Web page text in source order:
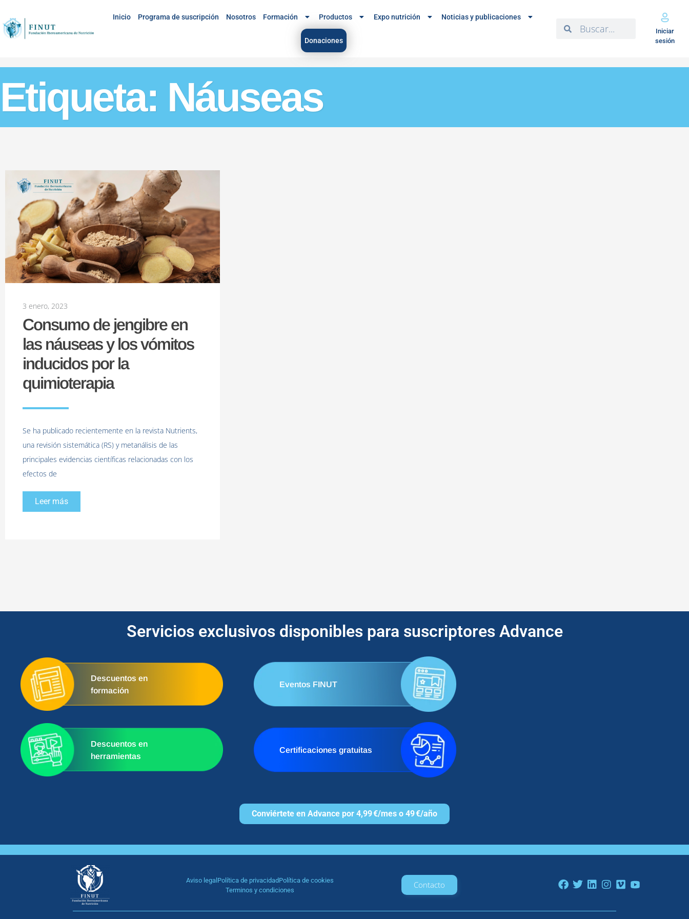
Inicio Programa de suscripción Nosotros Formación Productos Expo nutrición Noticias y publicaciones
Donaciones
Iniciar
sesión
Etiqueta: Náuseas
3 enero, 2023
Consumo de jengibre en
las náuseas y los vómitos
inducidos por la
quimioterapia
Se ha publicado recientemente en la revista Nutrients,
una revisión sistemática (RS) y metanálisis de las
principales evidencias científicas relacionadas con los
efectos de
Leer más
Servicios exclusivos disponibles para suscriptores Advance
Descuentos en
formación
Eventos FINUT
Descuentos en
herramientas
Certificaciones gratuitas
Conviértete en Advance por 4,99 €/mes o 49 €/año
Aviso legalPolítica de privacidadPolítica de cookies
Terminos y condiciones
Contacto